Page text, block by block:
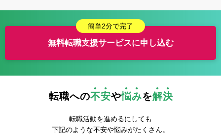
簡単2分で完了
無料転職支援サービスに申し込む
転職への不安や悩みを解決
転職活動を進めるにしても
下記のような不安や悩みがたくさん。